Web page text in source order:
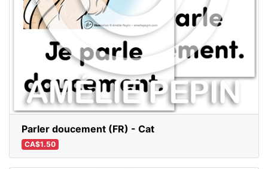
Parler doucement (FR) - Cat
CA$1.50